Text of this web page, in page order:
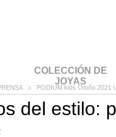
COLECCIÓN DE
JOYAS
PODIUM kids Otoño 2021
del estilo: